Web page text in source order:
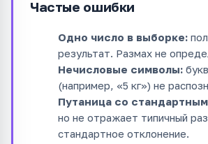
Частые ошибки
Одно число в выборке:
результат. Размах не
Нечисловые символы:
(например, «5 кг») не
Путаница со
но не отражает типичный
стандартное отклонение.